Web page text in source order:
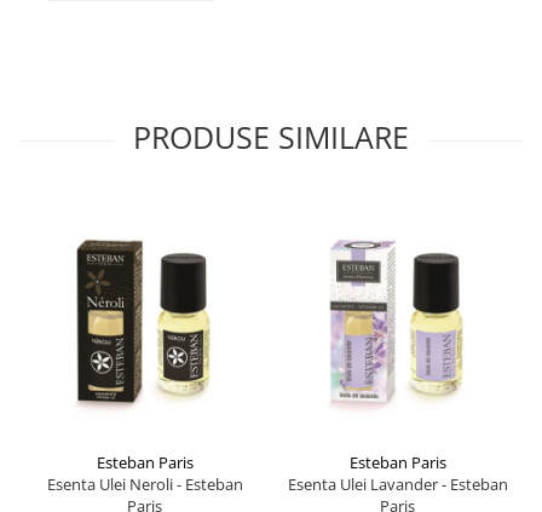
PRODUSE SIMILARE
Esteban Paris
Esenta Ulei Neroli - Esteban
Paris
Esteban Paris
Esenta Ulei Lavander - Esteban
Paris